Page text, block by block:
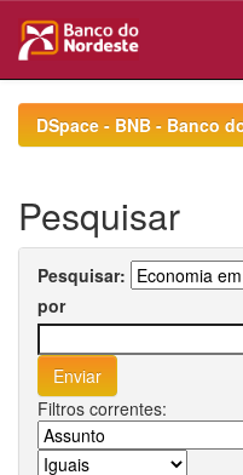
navigationDSpace - BNB - Banco
Pesquisar
Pesquisar:
por
Filtros correntes: